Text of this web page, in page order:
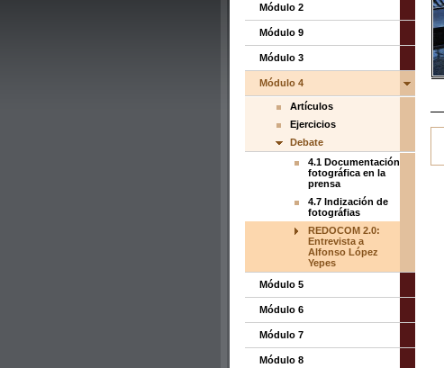
Módulo 2
Módulo 9
Módulo 3
Módulo 4
Artículos
Ejercicios
Debate
4.1 Documentación
fotográfica en la
prensa
4.7 Indización de
fotográfias
REDOCOM 2.0:
Entrevista a
Alfonso López
Yepes
Módulo 5
Módulo 6
Módulo 7
Módulo 8